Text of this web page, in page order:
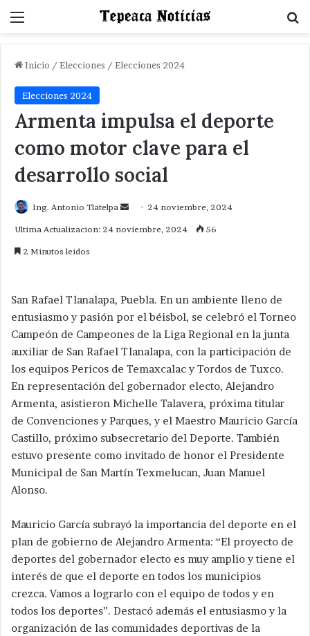
Menu
Inicio / Elecciones / Elecciones 2024
Elecciones 2024
Armenta impulsa el deporte
como motor clave para el
desarrollo social
Ing. Antonio Tlatelpa
Send 24 noviembre, 2024
Ultima Actualizacion: 24 noviembre, 2024 56
2 Minutos leidos
San Rafael Tlanalapa, Puebla. En un ambiente lleno de
entusiasmo y pasión por el béisbol, se celebró el Torneo
Campeón de Campeones de la Liga Regional en la junta
auxiliar de San Rafael Tlanalapa, con la participación de
los equipos Pericos de Temaxcalac y Tordos de Tuxco.
En representación del gobernador electo, Alejandro
Armenta, asistieron Michelle Talavera, próxima titular
de Convenciones y Parques, y el Maestro Mauricio García
Castillo, próximo subsecretario del Deporte. También
estuvo presente como invitado de honor el Presidente
Municipal de San Martín Texmelucan, Juan Manuel
Alonso.
Mauricio García subrayó la importancia del deporte en el
plan de gobierno de Alejandro Armenta: “El proyecto de
deportes del gobernador electo es muy amplio y tiene el
interés de que el deporte en todos los municipios
crezca. Vamos a lograrlo con el equipo de todos y en
todos los deportes”. Destacó además el entusiasmo y la
organización de las comunidades deportivas de la